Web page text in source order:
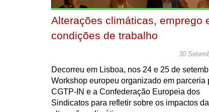
Alterações climáticas, emprego
condições de trabalho
30
Decorreu em Lisboa, nos 24 e 25 de
Workshop europeu organizado em parceria
CGTP-IN e a Confederação Europeia dos
Sindicatos para refletir sobre os impactos